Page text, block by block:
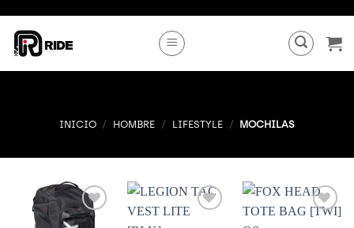
contenido
INICIO / HOMBRE / LIFESTYLE / MOCHILAS
Añadir